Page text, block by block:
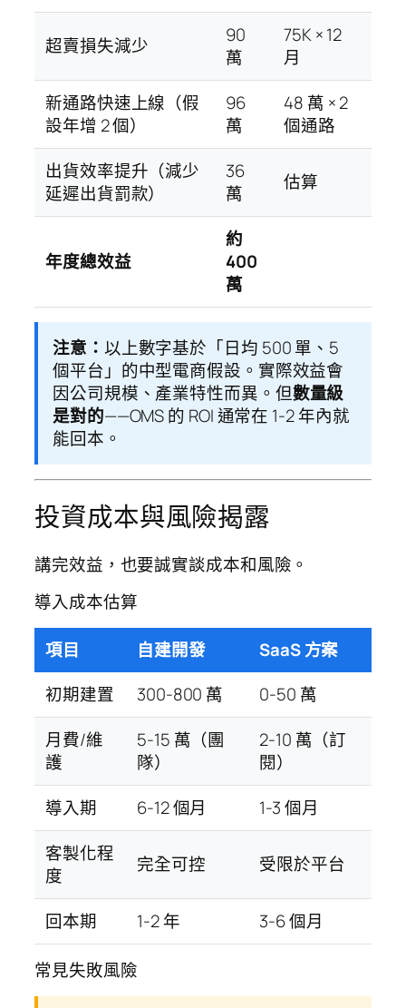
超賣損失減少
90
萬
75K × 12
月
新通路快速上線（假
設年增 2 個）
96
萬
48 萬 × 2
個通路
出貨效率提升（減少
延遲出貨罰款）
36
萬
估算
年度總效益
約
400
萬
注意： 以上數字基於「日均 500 單、5
個平台」的中型電商假設。實際效益會
因公司規模、產業特性而異。但數量級
是對的——OMS 的 ROI 通常在 1-2 年內就
能回本。
投資成本與風險揭露
講完效益，也要誠實談成本和風險。
導入成本估算
項目 自建開發
SaaS 方案
初期建置
300-800 萬
0-50 萬
月費/維
護
5-15 萬（團
隊）
2-10 萬（訂
閱）
導入期
6-12 個月
1-3 個月
客製化程
度
完全可控 受限於平台
回本期 1-2 年 3-6 個月
常見失敗風險